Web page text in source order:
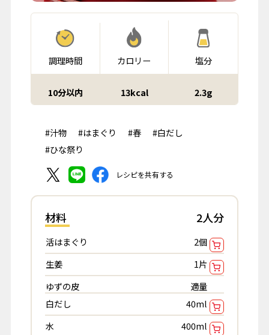
調理時間
10分以内
カロリー
13kcal
塩分
2.3g
#汁物 #はまぐり #春
#白だし
#ひな祭り
レシピを共有する
材料 2人分
活はまぐり
2個
生姜
1片
ゆずの皮
適量
白だし
40ml
水
400ml